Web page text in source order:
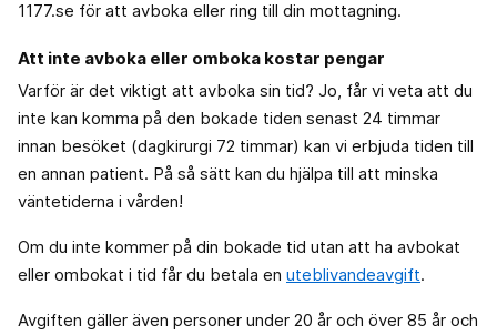
1177.se för att avboka eller ring till din mottagning.
Att inte avboka eller omboka kostar pengar
Varför är det viktigt att avboka sin tid? Jo, får vi veta att du
inte kan komma på den bokade tiden senast 24 timmar
innan besöket (dagkirurgi 72 timmar) kan vi erbjuda tiden till
en annan patient. På så sätt kan du hjälpa till att minska
väntetiderna i vården!
Om du inte kommer på din bokade tid utan att ha avbokat
eller ombokat i tid får du betala en uteblivandeavgift.
Avgiften gäller även personer under 20 år och över 85 år och